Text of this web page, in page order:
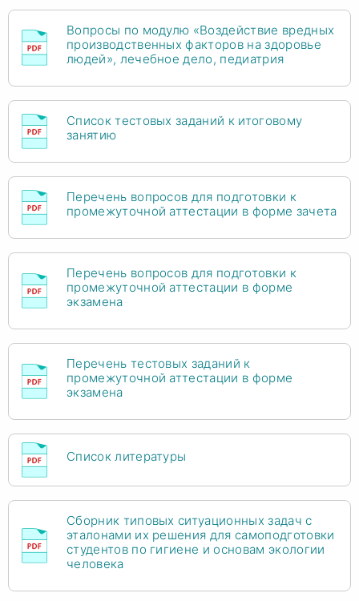
Вопросы по модулю «Воздействие вредных
производственных факторов на здоровье
людей», лечебное дело, педиатрия
Список тестовых заданий к итоговому
занятию
Перечень вопросов для подготовки к
промежуточной аттестации в форме зачета
Перечень вопросов для подготовки к
промежуточной аттестации в форме
экзамена
Перечень тестовых заданий к
промежуточной аттестации в форме
экзамена
Список литературы
Сборник типовых ситуационных задач с
эталонами их решения для самоподготовки
студентов по гигиене и основам экологии
человека